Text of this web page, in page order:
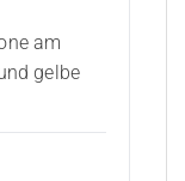
am
gelbe